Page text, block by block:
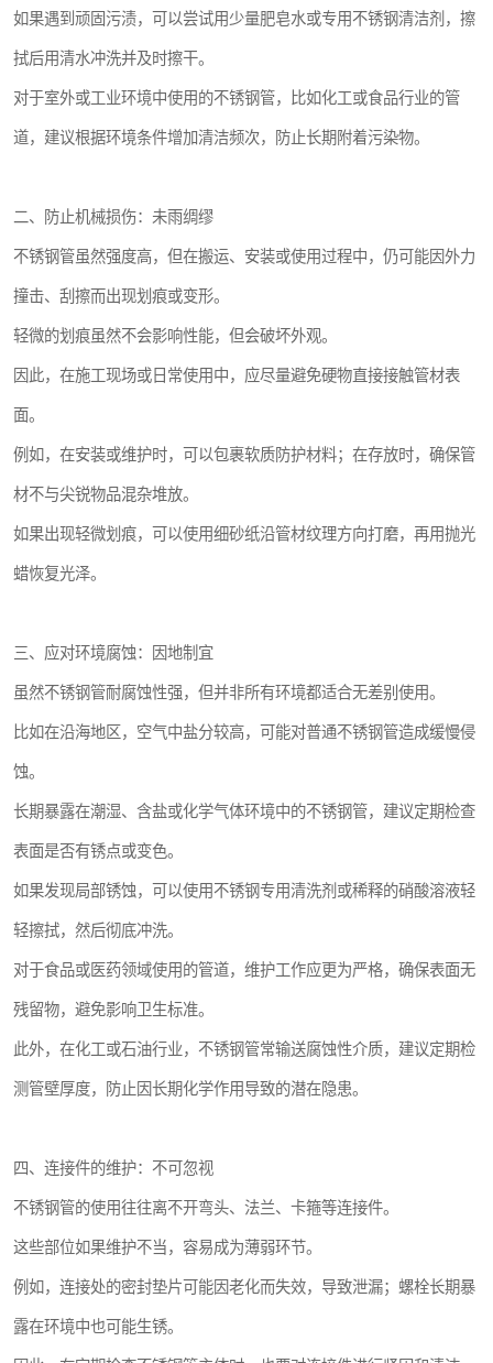
如果遇到顽固污渍，可以尝试用少量肥皂水或专用不锈钢清洁剂，擦
拭后用清水冲洗并及时擦干。
对于室外或工业环境中使用的不锈钢管，比如化工或食品行业的管
道，建议根据环境条件增加清洁频次，防止长期附着污染物。
二、防止机械损伤：未雨绸缪
不锈钢管虽然强度高，但在搬运、安装或使用过程中，仍可能因外力
撞击、刮擦而出现划痕或变形。
轻微的划痕虽然不会影响性能，但会破坏外观。
因此，在施工现场或日常使用中，应尽量避免硬物直接接触管材表
面。
例如，在安装或维护时，可以包裹软质防护材料；在存放时，确保管
材不与尖锐物品混杂堆放。
如果出现轻微划痕，可以使用细砂纸沿管材纹理方向打磨，再用抛光
蜡恢复光泽。
三、应对环境腐蚀：因地制宜
虽然不锈钢管耐腐蚀性强，但并非所有环境都适合无差别使用。
比如在沿海地区，空气中盐分较高，可能对普通不锈钢管造成缓慢侵
蚀。
长期暴露在潮湿、含盐或化学气体环境中的不锈钢管，建议定期检查
表面是否有锈点或变色。
如果发现局部锈蚀，可以使用不锈钢专用清洗剂或稀释的硝酸溶液轻
轻擦拭，然后彻底冲洗。
对于食品或医药领域使用的管道，维护工作应更为严格，确保表面无
残留物，避免影响卫生标准。
此外，在化工或石油行业，不锈钢管常输送腐蚀性介质，建议定期检
测管壁厚度，防止因长期化学作用导致的潜在隐患。
四、连接件的维护：不可忽视
不锈钢管的使用往往离不开弯头、法兰、卡箍等连接件。
这些部位如果维护不当，容易成为薄弱环节。
例如，连接处的密封垫片可能因老化而失效，导致泄漏；螺栓长期暴
露在环境中也可能生锈。